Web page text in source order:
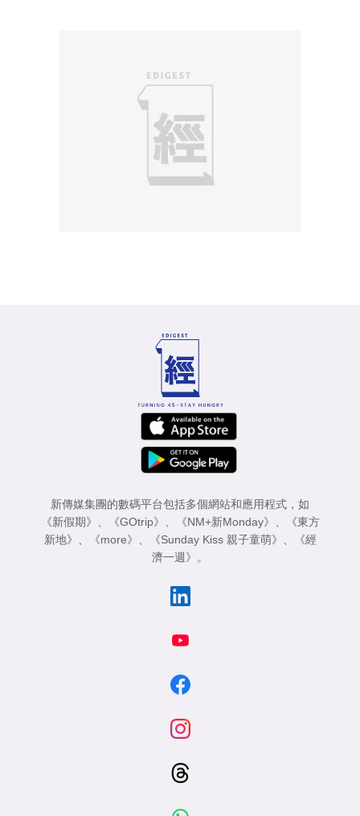
新傳媒集團的數碼平台包括多個網站和應用程式，如
《新假期》
《GOtrip》 《NM+新Monday》
《東方
新地》
《more》 《Sunday Kiss 親子童萌》
《經
濟一週》
。